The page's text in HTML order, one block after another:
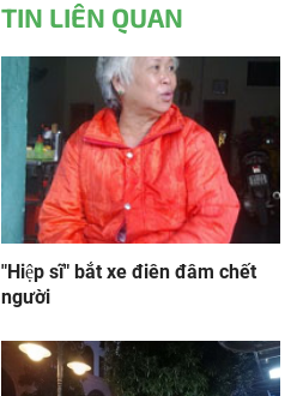
TIN LIÊN QUAN
"Hiệp sĩ" bắt xe điên đâm chết
người